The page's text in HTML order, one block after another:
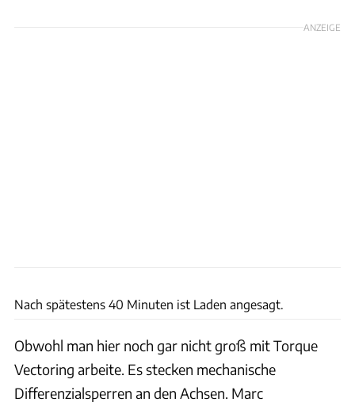
ANZEIGE
Nach spätestens 40 Minuten ist Laden angesagt.
Obwohl man hier noch gar nicht groß mit Torque
Vectoring arbeite. Es stecken mechanische
Differenzialsperren an den Achsen. Marc